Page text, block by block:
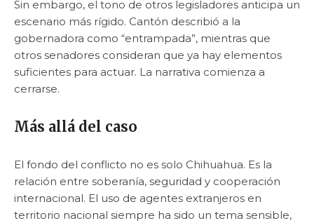
Sin embargo, el tono de otros legisladores anticipa un
escenario más rígido. Cantón describió a la
gobernadora como “entrampada”, mientras que
otros senadores consideran que ya hay elementos
suficientes para actuar. La narrativa comienza a
cerrarse.
Más allá del caso
El fondo del conflicto no es solo Chihuahua. Es la
relación entre soberanía, seguridad y cooperación
internacional. El uso de agentes extranjeros en
territorio nacional siempre ha sido un tema sensible,